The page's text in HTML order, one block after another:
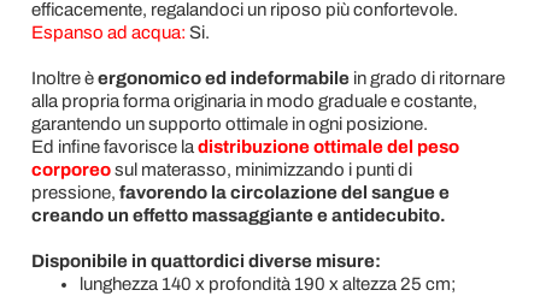
efficacemente, regalandoci un riposo più confortevole.
Espanso ad acqua: Si.
Inoltre èergonomico ed indeformabile in grado di ritornare
alla propria forma originaria in modo graduale e costante,
garantendo un supporto ottimale in ogni posizione.
Ed infine favorisce la distribuzione ottimale del peso
corporeosul materasso, minimizzando i punti di
pressione, favorendo la circolazione del sangue e
creando un effetto massaggiante e antidecubito.
Disponibile in quattordici diverse misure:
lunghezza 140 x profondità 190 x altezza 25 cm;